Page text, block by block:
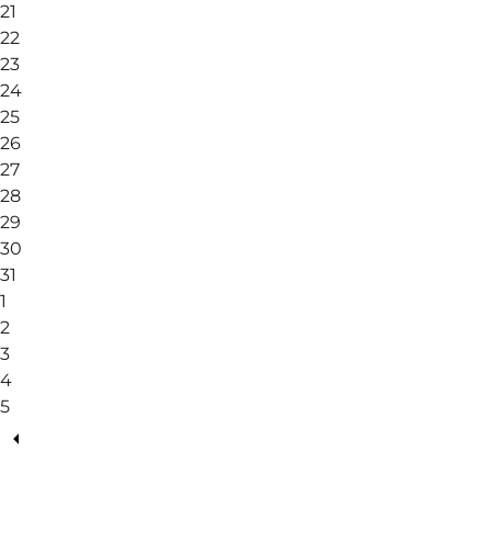
21
22
23
24
25
26
27
28
29
30
31
1
2
3
4
5